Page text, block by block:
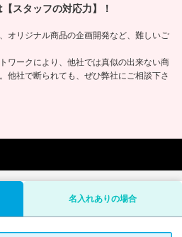
スタッフの対応力】！
オリジナル商品の企画開発など、難しいご
ワークにより、他社では真似の出来ない商
他社で断られても、ぜひ弊社にご相談下さ
名入れありの場合